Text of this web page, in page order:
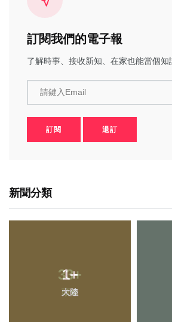
訂閱我們的電子報
了解時事、接收新知、在家也能當個知
請鍵入Email
訂閱 退訂
新聞分類
1+
大陸